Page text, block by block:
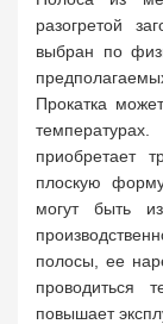
разогретой
выбран по
Прокатка
приобретает
плоскую
могут быть
полосы, ее
проводиться
повышает